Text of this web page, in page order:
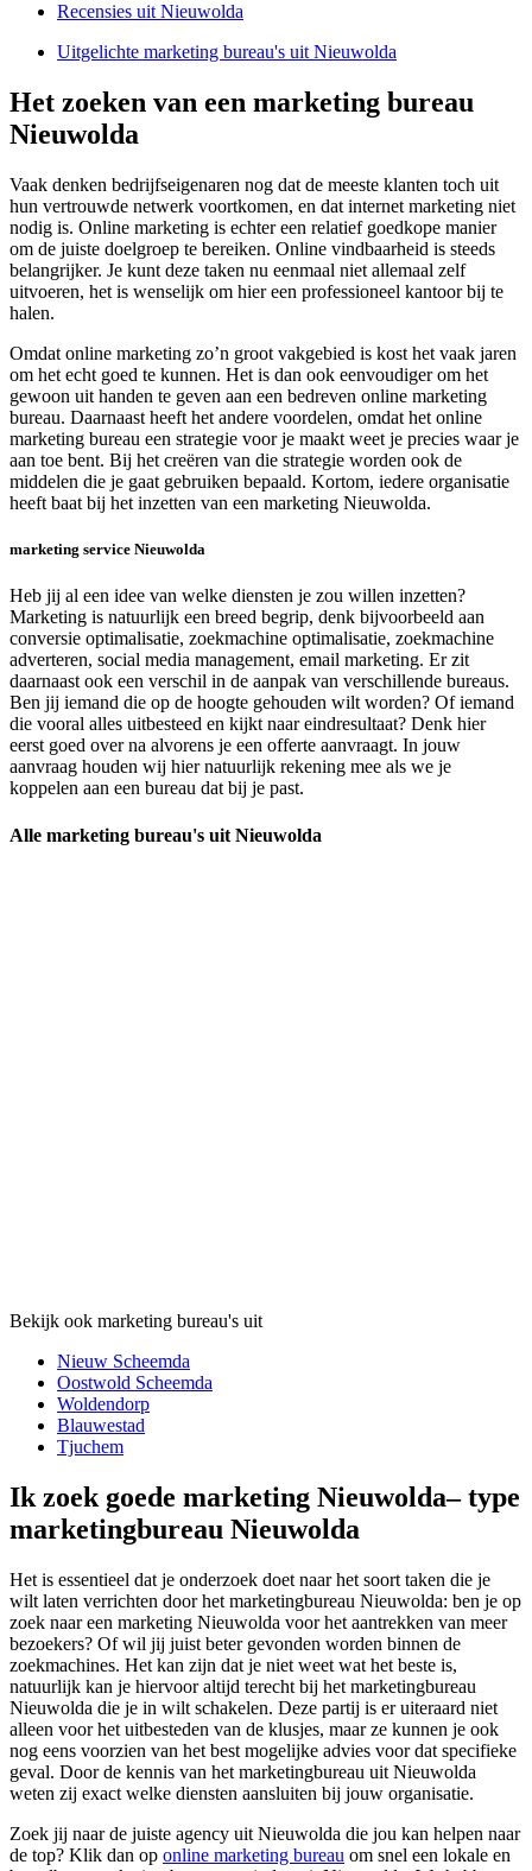
Recensies uit Nieuwolda
Uitgelichte marketing bureau's uit Nieuwolda
Het zoeken van een marketing bureau
Nieuwolda
Vaak denken bedrijfseigenaren nog dat de meeste klanten toch uit
hun vertrouwde netwerk voortkomen, en dat internet marketing niet
nodig is. Online marketing is echter een relatief goedkope manier
om de juiste doelgroep te bereiken. Online vindbaarheid is steeds
belangrijker. Je kunt deze taken nu eenmaal niet allemaal zelf
uitvoeren, het is wenselijk om hier een professioneel kantoor bij te
halen.
Omdat online marketing zo’n groot vakgebied is kost het vaak jaren
om het echt goed te kunnen. Het is dan ook eenvoudiger om het
gewoon uit handen te geven aan een bedreven online marketing
bureau. Daarnaast heeft het andere voordelen, omdat het online
marketing bureau een strategie voor je maakt weet je precies waar je
aan toe bent. Bij het creëren van die strategie worden ook de
middelen die je gaat gebruiken bepaald. Kortom, iedere organisatie
heeft baat bij het inzetten van een marketing Nieuwolda.
marketing service Nieuwolda
Heb jij al een idee van welke diensten je zou willen inzetten?
Marketing is natuurlijk een breed begrip, denk bijvoorbeeld aan
conversie optimalisatie, zoekmachine optimalisatie, zoekmachine
adverteren, social media management, email marketing. Er zit
daarnaast ook een verschil in de aanpak van verschillende bureaus.
Ben jij iemand die op de hoogte gehouden wilt worden? Of iemand
die vooral alles uitbesteed en kijkt naar eindresultaat? Denk hier
eerst goed over na alvorens je een offerte aanvraagt. In jouw
aanvraag houden wij hier natuurlijk rekening mee als we je
koppelen aan een bureau dat bij je past.
Alle marketing bureau's uit Nieuwolda
Bekijk ook marketing bureau's uit
Nieuw Scheemda
Oostwold Scheemda
Woldendorp
Blauwestad
Tjuchem
Ik zoek goede marketing Nieuwolda– type
marketingbureau Nieuwolda
Het is essentieel dat je onderzoek doet naar het soort taken die je
wilt laten verrichten door het marketingbureau Nieuwolda: ben je op
zoek naar een marketing Nieuwolda voor het aantrekken van meer
bezoekers? Of wil jij juist beter gevonden worden binnen de
zoekmachines. Het kan zijn dat je niet weet wat het beste is,
natuurlijk kan je hiervoor altijd terecht bij het marketingbureau
Nieuwolda die je in wilt schakelen. Deze partij is er uiteraard niet
alleen voor het uitbesteden van de klusjes, maar ze kunnen je ook
nog eens voorzien van het best mogelijke advies voor dat specifieke
geval. Door de kennis van het marketingbureau uit Nieuwolda
weten zij exact welke diensten aansluiten bij jouw organisatie.
Zoek jij naar de juiste agency uit Nieuwolda die jou kan helpen naar
de top? Klik dan op online marketing bureau om snel een lokale en